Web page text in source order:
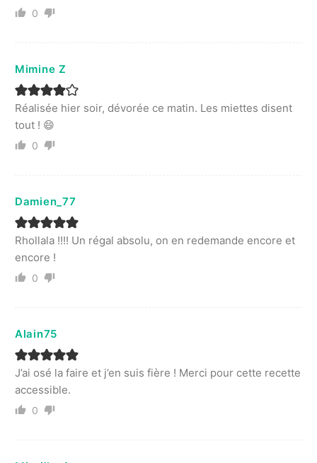
0
Mimine Z
Réalisée hier soir, dévorée ce matin. Les miettes disent
tout ! 😄
0
Damien_77
Rhollala !!!! Un régal absolu, on en redemande encore et
encore !
0
Alain75
J’ai osé la faire et j’en suis fière ! Merci pour cette recette
accessible.
0